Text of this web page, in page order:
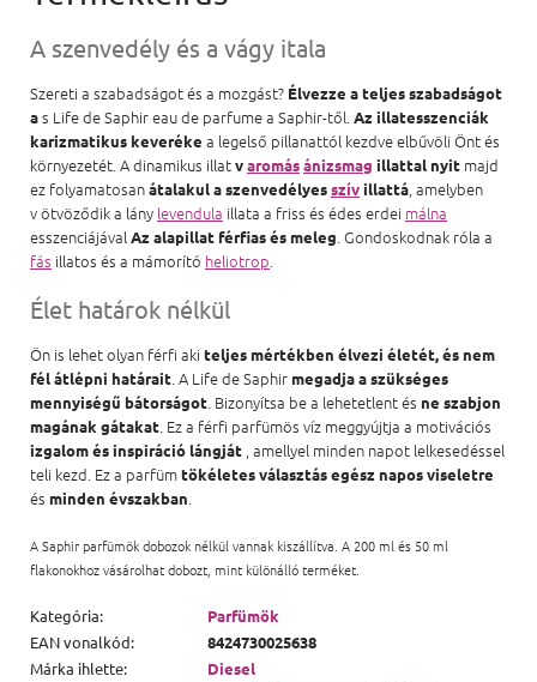
A szenvedély és a vágy itala
Szereti a szabadságot és a mozgást? Élvezze a teljes szabadságot
as Life de Saphir eau de parfume a Saphir-től.Az illatesszenciák
karizmatikus keveréke a legelső pillanattól kezdve elbűvöli Önt és
környezetét. A dinamikus illatvaromásánizsmag illattal nyit majd
ez folyamatosanátalakul a szenvedélyesszívillattá, amelyben
v ötvöződik a lány levendula illata a friss és édes erdei málna
esszenciájávalAz alapillat férfias és meleg. Gondoskodnak róla a
fás illatos és a mámorító heliotrop.
Élet határok nélkül
Ön is lehet olyan férfi aki teljes mértékben élvezi életét, és nem
fél átlépni határait . A Life de Saphir megadja a szükséges
mennyiségű bátorságot . Bizonyítsa be a lehetetlent és ne szabjon
magának gátakat . Ez a férfi parfümös víz meggyújtja a motivációs
izgalom és inspiráció lángját , amellyel minden napot lelkesedéssel
teli kezd. Ez a parfümtökéletes választás egész napos viseletre
és minden évszakban
A Saphir parfümök dobozok nélkül vannak kiszállítva. A 200 ml és 50 ml
flakonokhoz vásárolhat dobozt, mint különálló terméket.
Kategória:
Parfümök
EAN vonalkód:
8424730025638
Márka ihlette:
Diesel